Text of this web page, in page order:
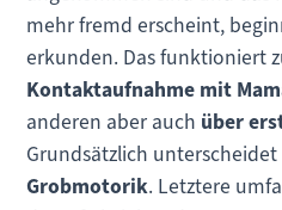
mehr fremd erscheint,
erkunden. Das funktioniert
Kontaktaufnahme mit
anderen aber auch über
Grundsätzlich
Grobmotorik. Letztere